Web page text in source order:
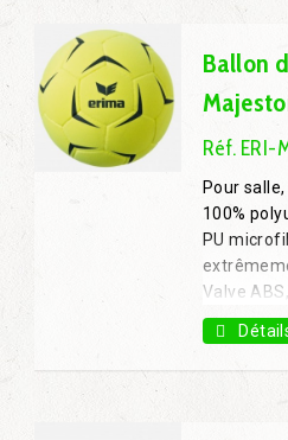
sa
T.5
(existe en
Ballon
Réf. ERI-
Pour
100%
PU
Valve
T.4 et T.5